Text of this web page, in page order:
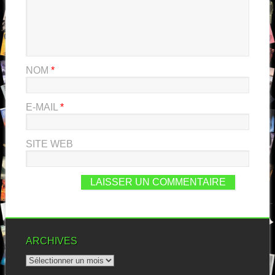
NOM *
E-MAIL *
SITE WEB
ARCHIVES